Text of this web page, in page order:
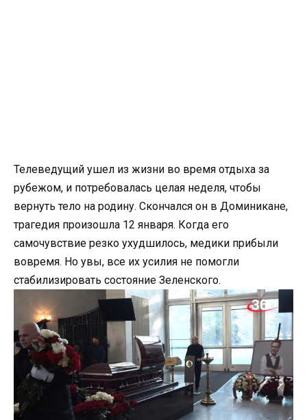
Телеведущий ушел из жизни во время отдыха за
рубежом, и потребовалась целая неделя, чтобы
вернуть тело на родину. Скончался он в Доминикане,
трагедия произошла 12 января. Когда его
самочувствие резко ухудшилось, медики прибыли
вовремя. Но увы, все их усилия не помогли
стабилизировать состояние Зеленского.